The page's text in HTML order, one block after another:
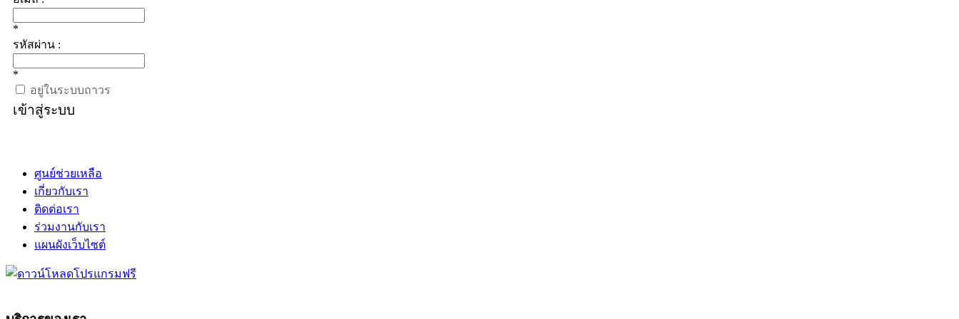
*
รหัสผ่าน :
*
อยู่ในระบบถาวร
เข้าสู่ระบบ
ศูนย์ช่วยเหลือ
เกี่ยวกับเรา
ติดต่อเรา
ร่วมงานกับเรา
แผนผังเว็บไซต์